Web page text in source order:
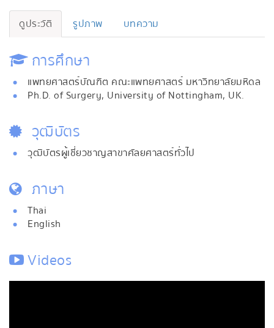
ดูประวัติ รูปภาพ บทความ
การศึกษา
แพทยศาสตร์บัณฑิต คณะแพทยศาสตร์ มหาวิทยาลัยมหิดล
Ph.D. of Surgery, University of Nottingham, UK.
วุฒิบัตร
วุฒิบัตรผู้เชี่ยวชาญสาขาศัลยศาสตร์ทั่วไป
ภาษา
Thai
English
Videos